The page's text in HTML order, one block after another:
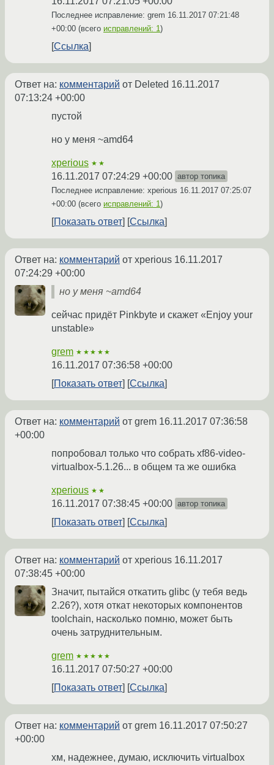
Последнее исправление: grem 16.11.2017 07:21:48
+00:00 (всего исправлений: 1)
Ссылка
Ответ на: комментарий от Deleted 16.11.2017
07:13:24 +00:00
пустой
но у меня ~amd64
xperious ★★
16.11.2017 07:24:29 +00:00 автор топика
Последнее исправление: xperious 16.11.2017 07:25:07
+00:00 (всего исправлений: 1)
Показать ответ Ссылка
Ответ на: комментарий от xperious 16.11.2017
07:24:29 +00:00
но у меня ~amd64
сейчас придёт Pinkbyte и скажет «Enjoy your
unstable»
grem ★★★★★
16.11.2017 07:36:58 +00:00
Показать ответ
Ссылка
Ответ на: комментарий от grem 16.11.2017 07:36:58
+00:00
попробовал только что собрать xf86-video-
virtualbox-5.1.26... в общем та же ошибка
xperious ★★
16.11.2017 07:38:45 +00:00 автор топика
Показать ответ Ссылка
Ответ на: комментарий от xperious 16.11.2017
07:38:45 +00:00
Значит, пытайся откатить glibc (у тебя ведь
2.26?), хотя откат некоторых компонентов
toolchain, насколько помню, может быть
очень затруднительным.
grem ★★★★★
16.11.2017 07:50:27 +00:00
Показать ответ
Ссылка
Ответ на: комментарий от grem 16.11.2017 07:50:27
+00:00
хм, надежнее, думаю, исключить virtualbox